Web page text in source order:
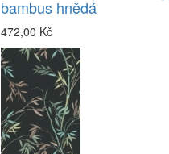
bambus hnědá
472,00 Kč